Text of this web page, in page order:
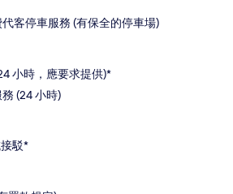
客停車服務 (有保全的停車場)
小時，應要求提供)*
(24 小時)
駁*